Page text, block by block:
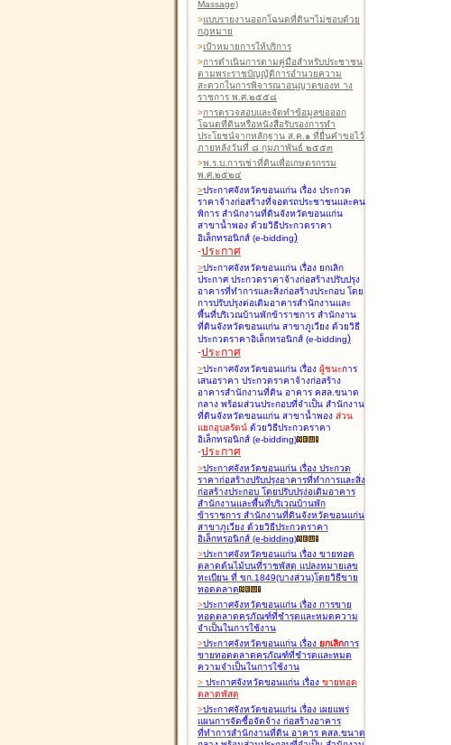
Massage)
>แบบรายงานออกโฉนดที่ดินฯไม่ชอบด้วย
กฎหมาย
>เป้าหมายการให้บริการ
>การดำเนินการตามคู่มือสำหรับประชาชน
ตามพระราชบัญญัติการอำนวยความ
สะดวกในการพิจารณาอนุญาตของท าง
ราชการ พ.ศ.๒๕๕๘
>การตรวจสอบและจัดทำข้อมูลขอออก
โฉนดที่ดินหรือหนังสือรับรองการทำ
ประโยชน์จากหลักฐาน ส.ค.๑ ที่ยื่นคำขอไว้
ภายหลังวันที่ ๘ กุมภาพันธ์ ๒๕๕๓
>พ.ร.บ.การเช่าที่ดินเพื่อเกษตรกรรม
พ.ศ.๒๕๒๔
>ประกาศจังหวัดขอนแก่น เรื่อง ประกวด
ราคาจ้างก่อสร้างที่จอดรถประชาชนและคน
พิการ สำนักงานที่ดินจังหวัดขอนแก่น
สาขาน้ำพอง ด้วยวิธีประกวดราคา
อิเล็กทรอนิกส์ (e-bidding)
-ประกาศ
>ประกาศจังหวัดขอนแก่น เรื่อง ยกเลิก
ประกาศ ประกวดราคาจ้างก่อสร้างปรับปรุง
อาคารที่ทำการและสิ่งก่อสร้างประกอบ โดย
การปรับปรุงต่อเติมอาคารสำนักงานและ
พื้นที่บริเวณบ้านพักข้าราชการ สำนักงาน
ที่ดินจังหวัดขอนแก่น สาขาภูเวียง ด้วยวิธี
ประกวดราคาอิเล็กทรอนิกส์ (e-bidding)
-ประกาศ
>ประกาศจังหวัดขอนแก่น เรื่อง ผู้ชนะการ
เสนอราคา ประกวดราคาจ้างก่อสร้าง
อาคารสำนักงานที่ดิน อาคาร คสล.ขนาด
กลาง พร้อมส่วนประกอบที่จำเป็น สำนักงาน
ที่ดินจังหวัดขอนแก่น สาขาน้ำพอง ส่วน
แยกอุบลรัตน์ ด้วยวิธีประกวดราคา
อิเล็กทรอนิกส์ (e-bidding)
-ประกาศ
>ประกาศจังหวัดขอนแก่น เรื่อง ประกวด
ราคาก่อสร้างปรับปรุงอาคารที่ทำการและสิ่ง
ก่อสร้างประกอบ โดยปรับปรุง่อเติมอาคาร
สำนักงานและพื้นที่บริเวณบ้านพัก
ข้าราชการ สำนักงานที่ดินจังหวัดขอนแก่น
สาขาภูเวียง ด้วยวิธีประกวดราคา
อิเล็กทรอนิกส์ (e-bidding)
>ประกาศจังหวัดขอนแก่น เรื่อง ขายทอด
ตลาดต้นไม้บนที่ราชพัสดุ แปลงหมายเลข
ทะเบียน ที่ ขก.1849(บางส่วน)โดยวิธีขาย
ทอดตลาด
>ประกาศจังหวัดขอนแก่น เรื่อง การขาย
ทอดตลาดครุภัณฑ์ที่ชำรุดและหมดความ
จำเป็นในการใช้งาน
>ประกาศจังหวัดขอนแก่น เรื่อง ยกเลิกการ
ขายทอดตลาดครุภัณฑ์ที่ชำรุดและหมด
ความจำเป็นในการใช้งาน
> ประกาศจังหวัดขอนแก่น เรื่อง ขายทอด
ตลาดพัสดุ
>ประกาศจังหวัดขอนแก่น เรื่อง เผยแพร่
แผนการจัดซื้อจัดจ้าง ก่อสร้างอาคาร
ที่ทำการสำนักงานที่ดิน อาคาร คสล.ขนาด